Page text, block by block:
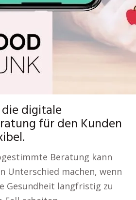
digitale
für den Kunden
Beratung kann
Unterschied machen, wenn
Gesundheit langfristig zu